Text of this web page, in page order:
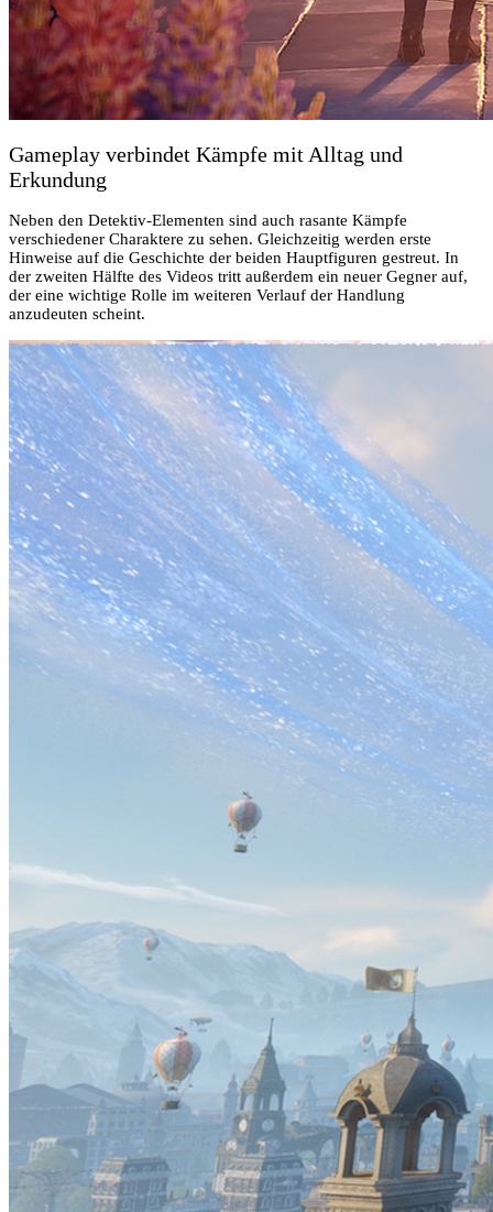
Gameplay verbindet Kämpfe mit Alltag und
Erkundung
Neben den Detektiv-Elementen sind auch rasante Kämpfe
verschiedener Charaktere zu sehen. Gleichzeitig werden erste
Hinweise auf die Geschichte der beiden Hauptfiguren gestreut. In
der zweiten Hälfte des Videos tritt außerdem ein neuer Gegner auf,
der eine wichtige Rolle im weiteren Verlauf der Handlung
anzudeuten scheint.